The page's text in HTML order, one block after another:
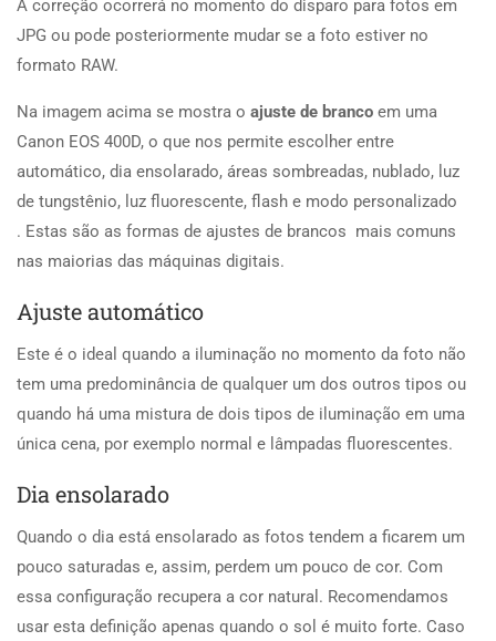
A correção ocorrerá no momento do disparo para fotos em
JPG ou pode posteriormente mudar se a foto estiver no
formato RAW.
Na imagem acima se mostra o ajuste de branco em uma
Canon EOS 400D, o que nos permite escolher entre
automático, dia ensolarado, áreas sombreadas, nublado, luz
de tungstênio, luz fluorescente, flash e modo personalizado
. Estas são as formas de ajustes de brancos mais comuns
nas maiorias das máquinas digitais.
Ajuste automático
Este é o ideal quando a iluminação no momento da foto não
tem uma predominância de qualquer um dos outros tipos ou
quando há uma mistura de dois tipos de iluminação em uma
única cena, por exemplo normal e lâmpadas fluorescentes.
Dia ensolarado
Quando o dia está ensolarado as fotos tendem a ficarem um
pouco saturadas e, assim, perdem um pouco de cor. Com
essa configuração recupera a cor natural. Recomendamos
usar esta definição apenas quando o sol é muito forte. Caso